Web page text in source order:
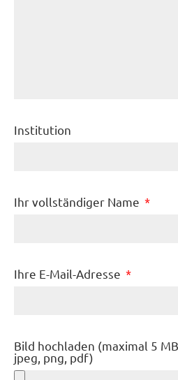
Institution
Ihr vollständiger Name
Ihre E-Mail-Adresse
Bild hochladen (maximal 5
jpeg, png, pdf)